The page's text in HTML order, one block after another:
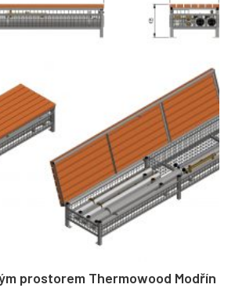
prostorem Thermowood Modřín